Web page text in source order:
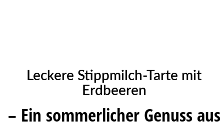
Leckere Stippmilch-Tarte mit
Erdbeeren
– Ein sommerlicher Genuss aus